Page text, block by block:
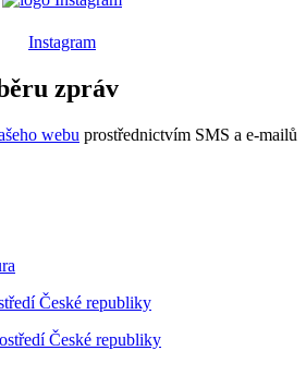
Instagram
zpráv
webu prostřednictvím SMS a e-mailů
České republiky
České republiky